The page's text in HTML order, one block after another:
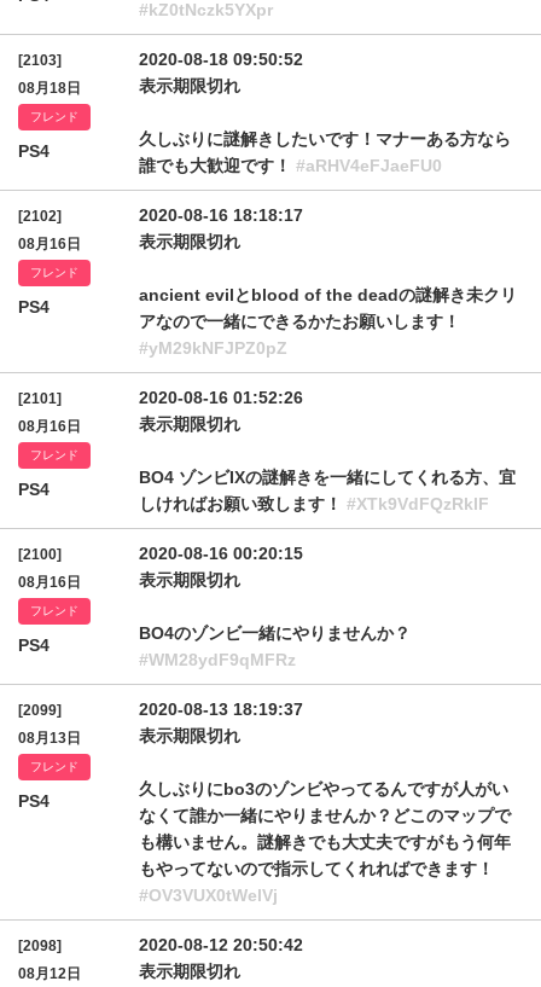
#kZ0tNczk5YXpr
[2103]
08月18日
フレンド
PS4
2020-08-18 09:50:52
表示期限切れ
久しぶりに謎解きしたいです！マナーある方なら
誰でも大歓迎です！ #aRHV4eFJaeFU0
[2102]
08月16日
フレンド
PS4
2020-08-16 18:18:17
表示期限切れ
ancient evilとblood of the deadの謎解き未クリ
アなので一緒にできるかたお願いします！
#yM29kNFJPZ0pZ
[2101]
08月16日
フレンド
PS4
2020-08-16 01:52:26
表示期限切れ
BO4 ゾンビIXの謎解きを一緒にしてくれる方、宜
しければお願い致します！ #XTk9VdFQzRklF
[2100]
08月16日
フレンド
PS4
2020-08-16 00:20:15
表示期限切れ
BO4のゾンビ一緒にやりませんか？
#WM28ydF9qMFRz
[2099]
08月13日
フレンド
PS4
2020-08-13 18:19:37
表示期限切れ
久しぶりにbo3のゾンビやってるんですが人がい
なくて誰か一緒にやりませんか？どこのマップで
も構いません。謎解きでも大丈夫ですがもう何年
もやってないので指示してくれればできます！
#OV3VUX0tWelVj
[2098]
08月12日
2020-08-12 20:50:42
表示期限切れ